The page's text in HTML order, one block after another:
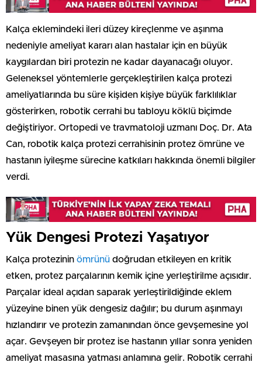
Kalça eklemindeki ileri düzey kireçlenme ve aşınma
nedeniyle ameliyat kararı alan hastalar için en büyük
kaygılardan biri protezin ne kadar dayanacağı oluyor.
Geleneksel yöntemlerle gerçekleştirilen kalça protezi
ameliyatlarında bu süre kişiden kişiye büyük farklılıklar
gösterirken, robotik cerrahi bu tabloyu köklü biçimde
değiştiriyor. Ortopedi ve travmatoloji uzmanı Doç. Dr. Ata
Can, robotik kalça protezi cerrahisinin protez ömrüne ve
hastanın iyileşme sürecine katkıları hakkında önemli bilgiler
verdi.
Yük Dengesi Protezi Yaşatıyor
Kalça protezinin ömrünü doğrudan etkileyen en kritik
etken, protez parçalarının kemik içine yerleştirilme açısıdır.
Parçalar ideal açıdan saparak yerleştirildiğinde eklem
yüzeyine binen yük dengesiz dağılır; bu durum aşınmayı
hızlandırır ve protezin zamanından önce gevşemesine yol
açar. Gevşeyen bir protez ise hastanın yıllar sonra yeniden
ameliyat masasına yatması anlamına gelir. Robotik cerrahi